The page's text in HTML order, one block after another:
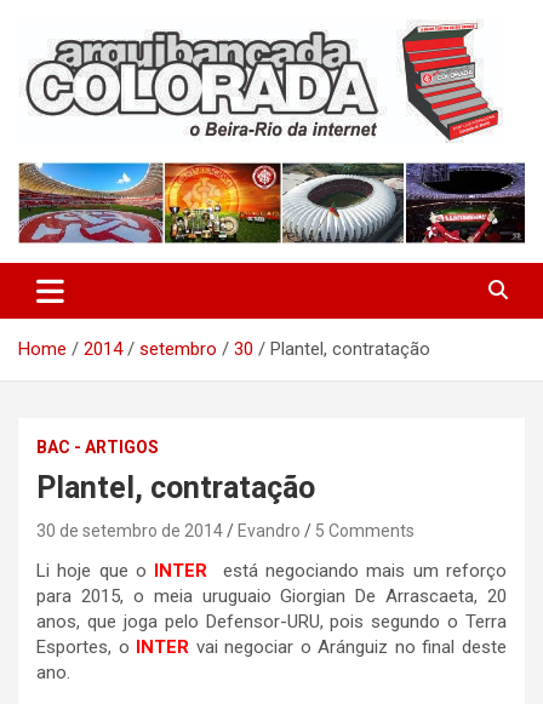
content
Arquibancada Colorada
Home 2014 setembro 30 Plantel, contratação
BAC - ARTIGOS
Plantel, contratação
30 de setembro de 2014 Evandro 5 Comments
Li hoje que o INTER está negociando mais um reforço
para 2015, o meia uruguaio Giorgian De Arrascaeta, 20
anos, que joga pelo Defensor-URU, pois segundo o Terra
Esportes, o INTER vai negociar o Aránguiz no final deste
ano.